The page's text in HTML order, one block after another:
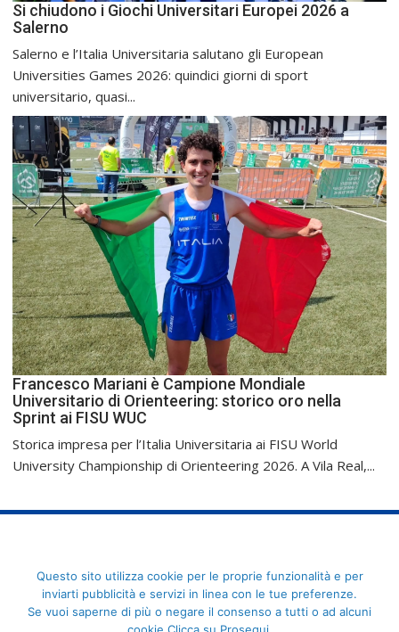
Si chiudono i Giochi Universitari Europei 2026 a
Salerno
Salerno e l’Italia Universitaria salutano gli European
Universities Games 2026: quindici giorni di sport
universitario, quasi...
Francesco Mariani è Campione Mondiale
Universitario di Orienteering: storico oro nella
Sprint ai FISU WUC
Storica impresa per l’Italia Universitaria ai FISU World
University Championship di Orienteering 2026. A Vila Real,...
FederCUSI: Federazione Italiana dello Sport Universitario - Via
Angelo Brofferio, 7 - 00195 Roma - C.F. 80109270589
Questo sito utilizza cookie per le proprie funzionalità e per
inviarti pubblicità e servizi in linea con le tue preferenze.
Se vuoi saperne di più o negare il consenso a tutti o ad alcuni